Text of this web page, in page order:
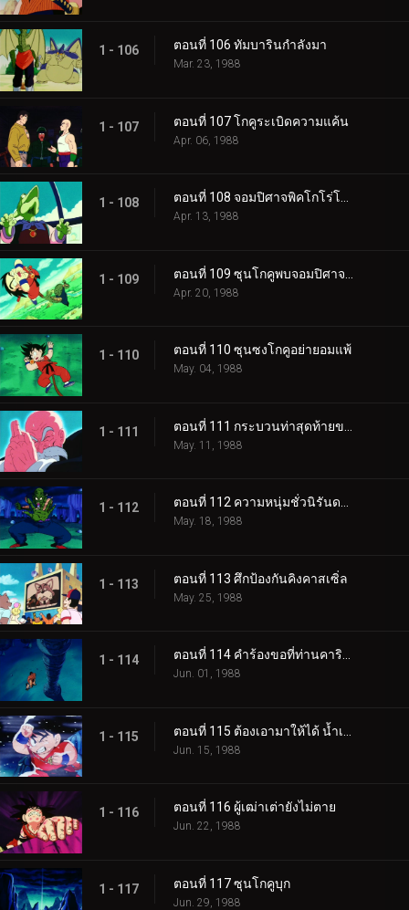
1 - 106 ตอนที่ 106 ทัมบารินกำลังมา
Mar. 23, 1988
1 - 107 ตอนที่ 107 โกคูระเบิดความแค้น
Apr. 06, 1988
1 - 108 ตอนที่ 108 จอมปิศาจพิคโกโร่โกรธแล้ว
Apr. 13, 1988
1 - 109
Apr. 20, 1988
1 - 110 ตอนที่ 110 ซุนซงโกคูอย่ายอมแพ้
May. 04, 1988
1 - 111
May. 11, 1988
1 - 112 ตอนที่ 112 ความหนุ่มชั่วนิรันดร์ของพิคโกโร่
May. 18, 1988
1 - 113 ตอนที่ 113 ศึกป้องกันคิงคาสเซิ่ล
May. 25, 1988
1 - 114 ตอนที่ 114 คำร้องขอที่ท่านคารินลำบากใจ
Jun. 01, 1988
1 - 115
Jun. 15, 1988
1 - 116 ตอนที่ 116 ผู้เฒ่าเต่ายังไม่ตาย
Jun. 22, 1988
1 - 117 ตอนที่ 117 ซุนโกคูบุก
Jun. 29, 1988